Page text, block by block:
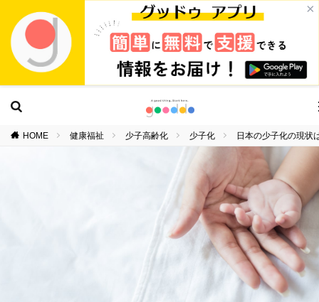
×
HOME 健康福祉 少子高齢化 少子化 日本の少子化の現状